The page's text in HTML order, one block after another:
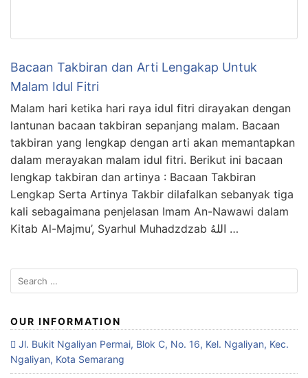
Bacaan Takbiran dan Arti Lengakap Untuk
Malam Idul Fitri
Malam hari ketika hari raya idul fitri dirayakan dengan
lantunan bacaan takbiran sepanjang malam. Bacaan
takbiran yang lengkap dengan arti akan memantapkan
dalam merayakan malam idul fitri. Berikut ini bacaan
lengkap takbiran dan artinya : Bacaan Takbiran
Lengkap Serta Artinya Takbir dilafalkan sebanyak tiga
kali sebagaimana penjelasan Imam An-Nawawi dalam
Kitab Al-Majmu’, Syarhul Muhadzdzab اللهُ …
OUR INFORMATION
Jl. Bukit Ngaliyan Permai, Blok C, No. 16, Kel. Ngaliyan, Kec.
Ngaliyan, Kota Semarang